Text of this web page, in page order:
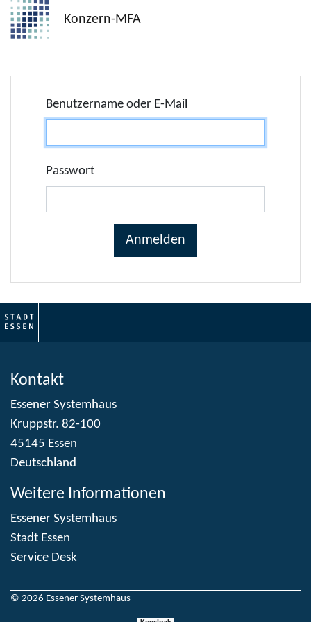
Konzern-MFA
Benutzername oder E-Mail
Passwort
Kontakt
Essener Systemhaus
Kruppstr. 82-100
45145 Essen
Deutschland
Weitere Informationen
Essener Systemhaus
Stadt Essen
Service Desk
© 2026 Essener Systemhaus